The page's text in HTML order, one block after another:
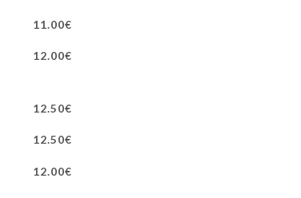
11.00€
12.00€
12.50€
12.50€
12.00€